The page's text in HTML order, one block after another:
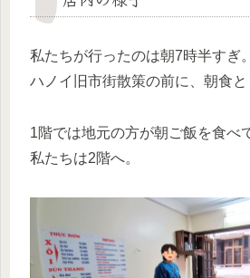
私たちが行ったのは朝7時半すぎ。
ハノイ旧市街散策の前に、朝食と
1階では地元の方が朝ご飯を食べ
私たちは2階へ。